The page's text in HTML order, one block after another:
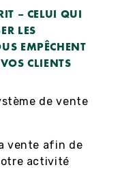
– CELUI QUI
LES
EMPÊCHENT
CLIENTS
de vente
vente afin de
activité